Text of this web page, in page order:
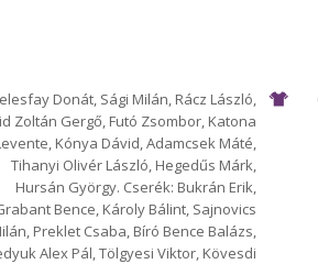
Donát, Sági Milán, Rácz László,
Zoltán Gergő, Futó Zsombor, Katona
Kónya Dávid, Adamcsek Máté,
Tihanyi Olivér László, Hegedűs Márk,
Hursán György. Cserék: Bukrán Erik,
Bence, Károly Bálint, Sajnovics
Preklet Csaba, Bíró Bence Balázs,
Alex Pál, Tölgyesi Viktor, Kövesdi